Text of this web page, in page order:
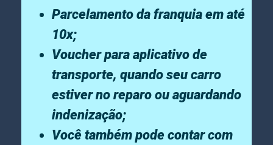
Parcelamento da franquia em até
10x;
Voucher para aplicativo de
transporte, quando seu carro
estiver no reparo ou aguardando
indenização;
Você também pode contar com